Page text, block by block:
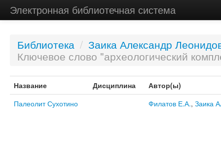
Электронная библиотечная система
Библиотека / Заика Александр
Ключевое слово "археологический
Название Дисциплина
Автор(ы)
Палеолит Сухотино
Филатов Е.А., Заика